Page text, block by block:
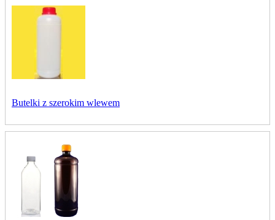
Butelki z szerokim wlewem